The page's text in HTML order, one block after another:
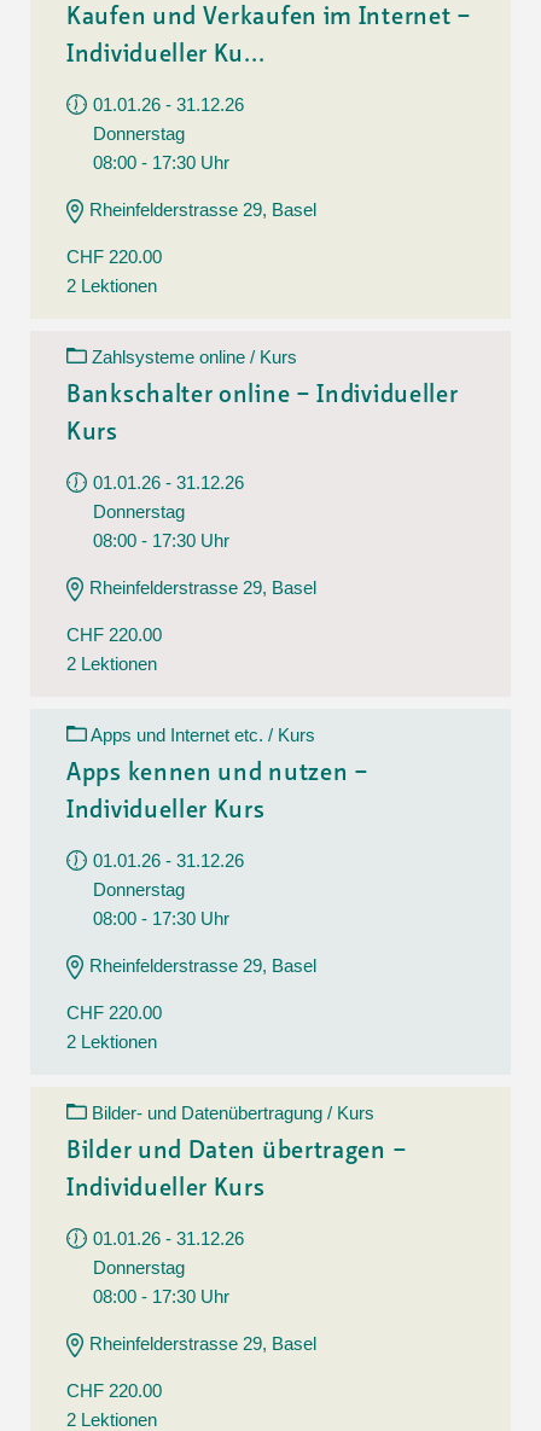
Kaufen und Verkaufen im Internet –
Individueller Ku...
01.01.26 - 31.12.26
Donnerstag
08:00 - 17:30 Uhr
Rheinfelderstrasse 29, Basel
CHF 220.00
2 Lektionen
Zahlsysteme online / Kurs
Bankschalter online – Individueller
Kurs
01.01.26 - 31.12.26
Donnerstag
08:00 - 17:30 Uhr
Rheinfelderstrasse 29, Basel
CHF 220.00
2 Lektionen
Apps und Internet etc. / Kurs
Apps kennen und nutzen –
Individueller Kurs
01.01.26 - 31.12.26
Donnerstag
08:00 - 17:30 Uhr
Rheinfelderstrasse 29, Basel
CHF 220.00
2 Lektionen
Bilder- und Datenübertragung / Kurs
Bilder und Daten übertragen –
Individueller Kurs
01.01.26 - 31.12.26
Donnerstag
08:00 - 17:30 Uhr
Rheinfelderstrasse 29, Basel
CHF 220.00
2 Lektionen